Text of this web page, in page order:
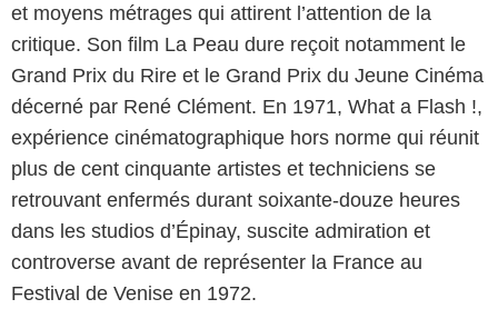
et moyens métrages qui attirent l’attention de la
critique. Son film La Peau dure reçoit notamment le
Grand Prix du Rire et le Grand Prix du Jeune Cinéma
décerné par René Clément. En 1971, What a Flash !,
expérience cinématographique hors norme qui réunit
plus de cent cinquante artistes et techniciens se
retrouvant enfermés durant soixante-douze heures
dans les studios d’Épinay, suscite admiration et
controverse avant de représenter la France au
Festival de Venise en 1972.